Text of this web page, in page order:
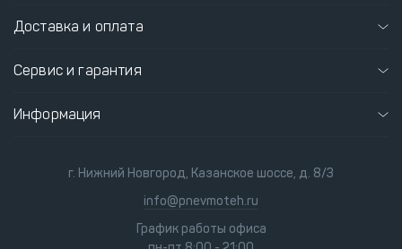
Доставка и оплата
Сервис и гарантия
Информация
г. Нижний Новгород, Казанское шоссе, д. 8/3
info@pnevmoteh.ru
График работы офиса